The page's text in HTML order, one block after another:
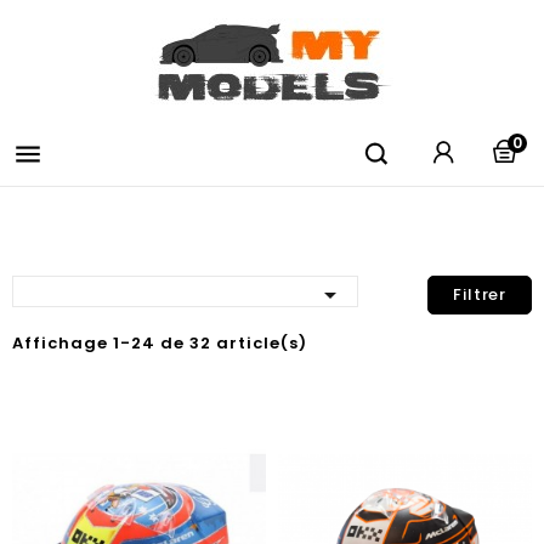
 0
 Filtrer
Affichage 1-24 de 32 article(s)